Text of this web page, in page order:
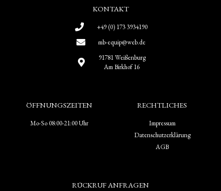
KONTAKT
+49 (0) 173 3934190
mb-equip@web.de
91781 Weißenburg
Am Birkhof 16
ÖFFNUNGSZEITEN
Mo-So 08:00-21:00 Uhr
RECHTLICHES
Impressum
Datenschutzerklärung
AGB
RÜCKRUF ANFRAGEN